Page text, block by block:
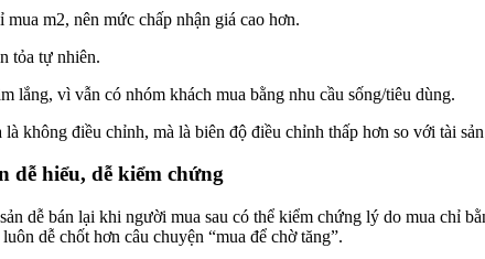
m2, nên mức chấp nhận giá cao hơn.
tỏa tự nhiên.
lắng, vì vẫn có nhóm khách mua bằng nhu cầu sống/tiêu dùng.
không điều chỉnh, mà là biên độ điều chỉnh thấp hơn so với tài
dễ hiểu, dễ kiểm chứng
dễ bán lại khi người mua sau có thể kiểm chứng lý do mua chỉ
dễ chốt hơn câu chuyện “mua để chờ tăng”.